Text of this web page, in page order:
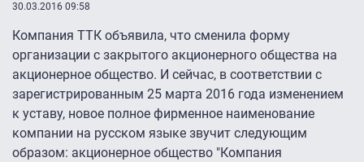
30.03.2016 09:58
Компания ТТК объявила, что сменила форму
организации с закрытого акционерного общества на
акционерное общество. И сейчас, в соответствии с
зарегистрированным 25 марта 2016 года изменением
к уставу, новое полное фирменное наименование
компании на русском языке звучит следующим
образом: акционерное общество "Компания